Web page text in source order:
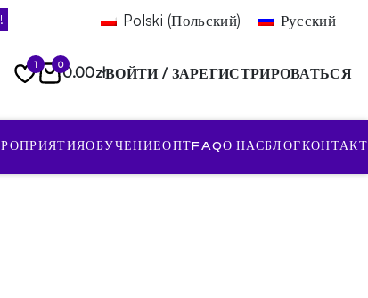
Polski (Польский)
Русский
1 00.00złВОЙТИ / ЗАРЕГИСТРИРОВАТЬСЯ
ОБУЧЕНИЕОПТFAQО НАСБЛОГКОНТАКТ